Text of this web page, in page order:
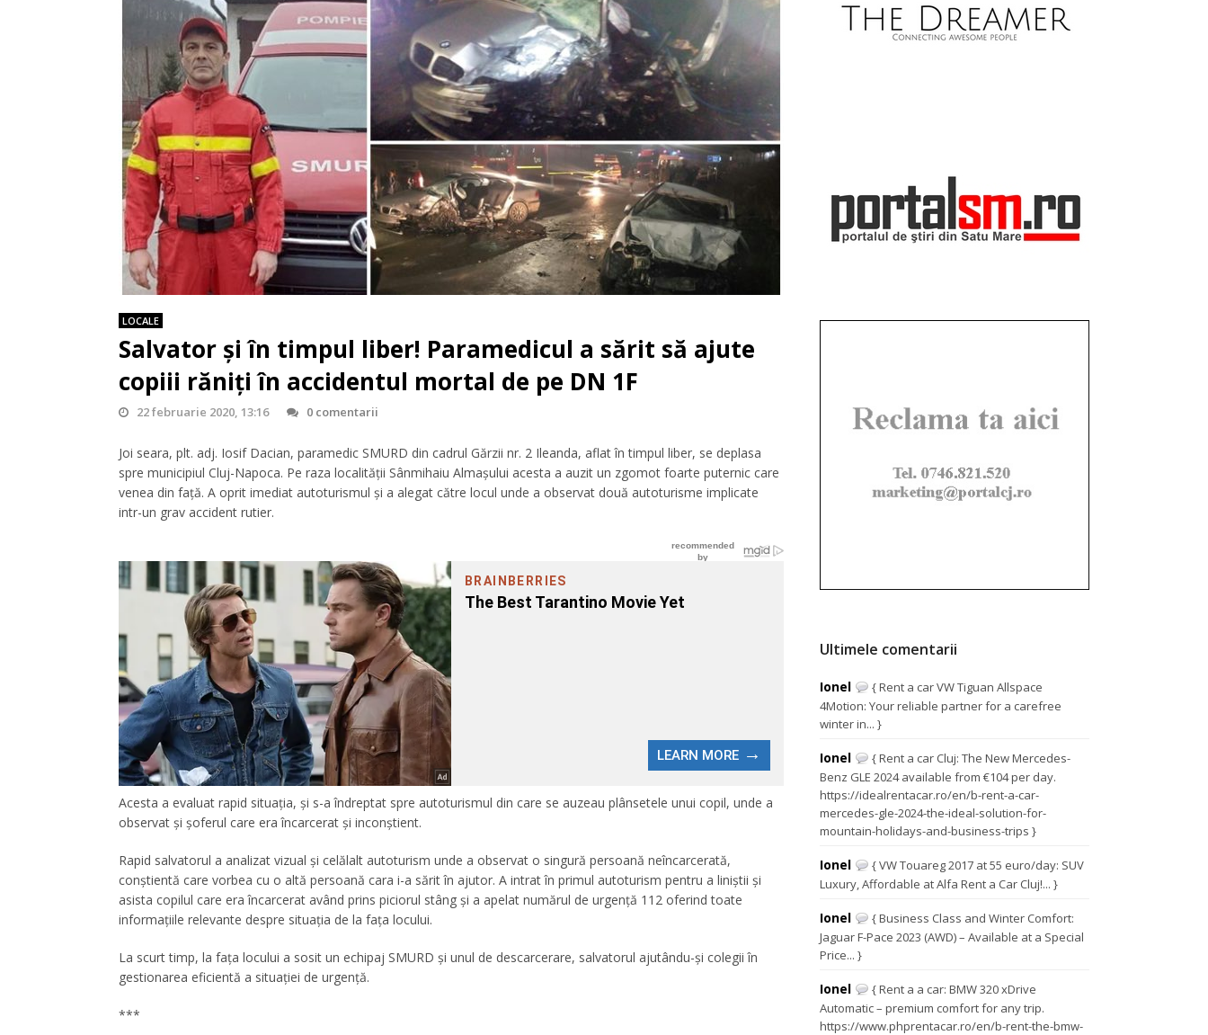
LOCALE
Salvator şi în timpul liber! Paramedicul a sărit să ajute
copiii răniţi în accidentul mortal de pe DN 1F
22 februarie 2020, 13:16 0 comentarii
Joi seara, plt. adj. Iosif Dacian, paramedic SMURD din cadrul Gărzii nr. 2 Ileanda, aflat în timpul liber, se deplasa
spre municipiul Cluj-Napoca. Pe raza localităţii Sânmihaiu Almaşului acesta a auzit un zgomot foarte puternic care
venea din faţă. A oprit imediat autoturismul şi a alegat către locul unde a observat două autoturisme implicate
intr-un grav accident rutier.
Acesta a evaluat rapid situaţia, şi s-a îndreptat spre autoturismul din care se auzeau plânsetele unui copil, unde a
observat şi şoferul care era încarcerat şi inconştient.
Rapid salvatorul a analizat vizual şi celălalt autoturism unde a observat o singură persoană neîncarcerată,
conştientă care vorbea cu o altă persoană cara i-a sărit în ajutor. A intrat în primul autoturism pentru a liniştii şi
asista copilul care era încarcerat având prins piciorul stâng şi a apelat numărul de urgenţă 112 oferind toate
informaţiile relevante despre situaţia de la faţa locului.
La scurt timp, la faţa locului a sosit un echipaj SMURD şi unul de descarcerare, salvatorul ajutându-şi colegii în
gestionarea eficientă a situaţiei de urgenţă.
***
Ultimele comentarii
Ionel
{ Rent a car VW Tiguan Allspace
4Motion: Your reliable partner for a carefree
winter in... }
Ionel
{ Rent a car Cluj: The New Mercedes-
Benz GLE 2024 available from €104 per day.
https://idealrentacar.ro/en/b-rent-a-car-
mercedes-gle-2024-the-ideal-solution-for-
mountain-holidays-and-business-trips }
Ionel
{ VW Touareg 2017 at 55 euro/day: SUV
Luxury, Affordable at Alfa Rent a Car Cluj!... }
Ionel
{ Business Class and Winter Comfort:
Jaguar F-Pace 2023 (AWD) – Available at a Special
Price... }
Ionel
{ Rent a a car: BMW 320 xDrive
Automatic – premium comfort for any trip.
https://www.phprentacar.ro/en/b-rent-the-bmw-